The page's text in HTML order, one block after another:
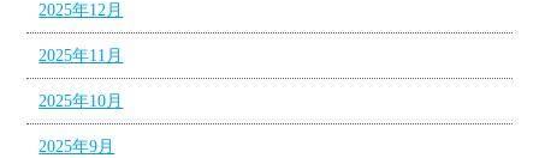
2025年12月
2025年11月
2025年10月
2025年9月